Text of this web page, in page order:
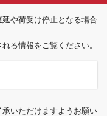
延や荷受け停止 となる場合
る情報をご覧ください。
いただけますようお願い